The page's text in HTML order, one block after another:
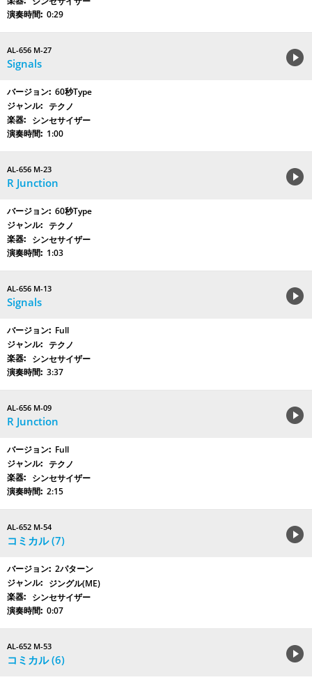
0:29
AL-656 M-27
Signals
60秒Type
テクノ
シンセサイザー
1:00
AL-656 M-23
R Junction
60秒Type
テクノ
シンセサイザー
1:03
AL-656 M-13
Signals
Full
テクノ
シンセサイザー
3:37
AL-656 M-09
R Junction
Full
テクノ
シンセサイザー
2:15
AL-652 M-54
コミカル (7)
2パターン
ジングル(ME)
シンセサイザー
0:07
AL-652 M-53
コミカル (6)